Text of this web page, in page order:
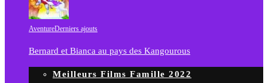
AventureDerniers ajouts
Bernard et Bianca au pays des Kangourous
Meilleurs Films Famille 2022